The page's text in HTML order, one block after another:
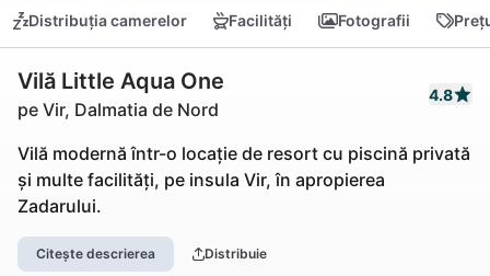
Distribuția camerelor Facilități Fotografii
Vilă Little Aqua One
pe Vir, Dalmatia de Nord
4.8
Vilă modernă într-o locație de resort cu piscină privată
și multe facilități, pe insula Vir, în apropierea
Zadarului.
Citește descrierea Distribuie